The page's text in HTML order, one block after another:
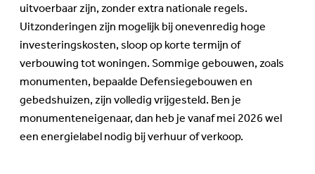
uitvoerbaar zijn, zonder extra nationale regels.
Uitzonderingen zijn mogelijk bij onevenredig hoge
investeringskosten, sloop op korte termijn of
verbouwing tot woningen. Sommige gebouwen, zoals
monumenten, bepaalde Defensiegebouwen en
gebedshuizen, zijn volledig vrijgesteld. Ben je
monumenteneigenaar, dan heb je vanaf mei 2026 wel
een energielabel nodig bij verhuur of verkoop.